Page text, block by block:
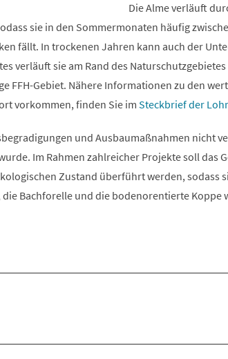
Die Alme verläuft
sie in den Sommermonaten häufig
fällt. In trockenen Jahren kann auch der
verläuft sie am Rand des
FFH-Gebiet. Nähere Informationen zu den
vorkommen, finden Sie im Steckbrief der
und Ausbaumaßnahmen nicht
Im Rahmen zahlreicher Projekte soll das
Zustand überführt werden, sodass
die Bachforelle und die bodenorentierte Koppe